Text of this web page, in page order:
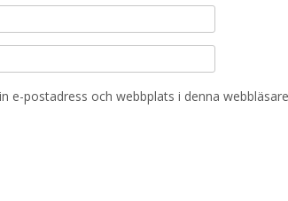
e-postadress och webbplats i denna